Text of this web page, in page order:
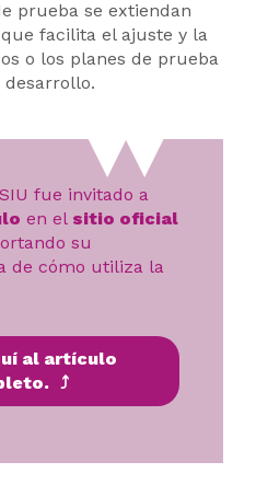
prueba se extiendan
facilita el ajuste y la
o los planes de prueba
fue invitado a
en el sitio oficial
su
de cómo utiliza la
al artículo